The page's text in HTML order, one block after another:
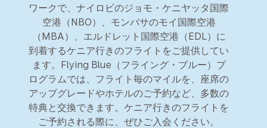
ワークで、ナイロビのジョモ・ケニヤッタ国際
空港（NBO）、モンバサのモイ国際空港
（MBA）、エルドレット国際空港（EDL）に
到着するケニア行きのフライトをご提供してい
ます。Flying Blue（フライング・ブルー）プ
ログラムでは、フライト毎のマイルを、座席の
アップグレードやホテルのご予約など、多数の
特典と交換できます。ケニア行きのフライトを
ご予約される際に、ぜひご入会ください。